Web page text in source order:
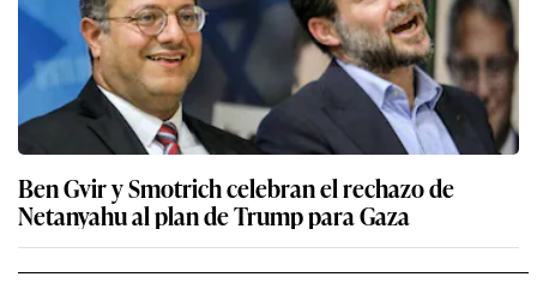
Ben Gvir y Smotrich celebran el rechazo de
Netanyahu al plan de Trump para Gaza